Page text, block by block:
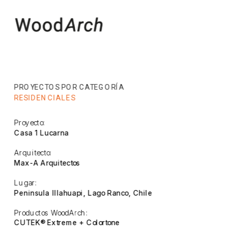
PROYECTOS POR CATEGORÍA
PROYECTOS POR CATEGORÍA
RESIDENCIALES
Proyecto:
Casa 1 Lucarna
Arquitecto:
Max-A Arquitectos
Lugar:
Peninsula Illahuapi, Lago Ranco, Chile
Productos WoodArch:
CUTEK® Extreme + Colortone